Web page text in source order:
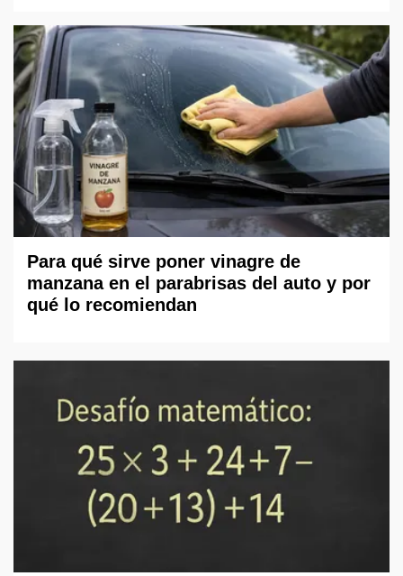
Para qué sirve poner vinagre de
manzana en el parabrisas del auto y por
qué lo recomiendan